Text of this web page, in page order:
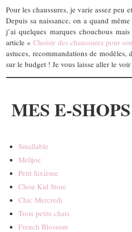
Pour les chaussures, je varie assez peu
Depuis sa naissance, on a quand
j’ai quelques marques chouchous
article «Choisir des chaussures pour
astuces, recommandations de modèles,
sur le budget ! Je vous laisse aller le voir
MES E-
Smallable
Melijoe
Petit Sixième
Chou Kid Store
Chic Mercredi
Trois petits chats
French Blossom